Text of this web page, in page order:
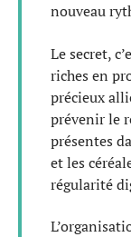
nouveau
Le secret,
riches en
précieux
prévenir le
présentes
et les
régularité